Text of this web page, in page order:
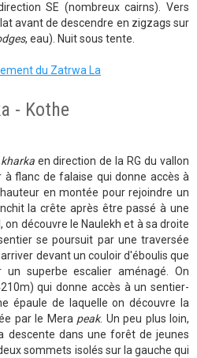
SE (nombreux cairns). Vers
avant de descendre en zigzags sur
, eau). Nuit sous tente.
- Kothe
kharkaen direction de la RG du vallon
flanc de falaise qui donne accès à
en montée pour rejoindre un
la crête après être passé à une
on découvre le Naulekh et à sa droite
se poursuit par une traversée
devant un couloir d'éboulis que
superbe escalier aménagé. On
qui donne accès à un sentier-
épaule de laquelle on découvre la
par le Mera peak. Un peu plus loin,
descente dans une forêt de jeunes
sommets isolés sur la gauche qui